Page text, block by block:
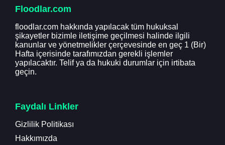
Floodlar.com
floodlar.com hakkında yapılacak tüm hukuksal
şikayetler bizimle iletişime geçilmesi halinde ilgili
kanunlar ve yönetmelikler çerçevesinde en geç 1 (Bir)
Hafta içerisinde tarafımızdan gerekli işlemler
yapılacaktır. Telif ya da hukuki durumlar için irtibata
geçin.
Faydalı Linkler
Gizlilik Politikası
Hakkımızda